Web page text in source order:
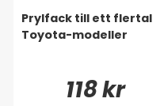
Prylfack till ett flertal
Toyota-modeller
118 kr